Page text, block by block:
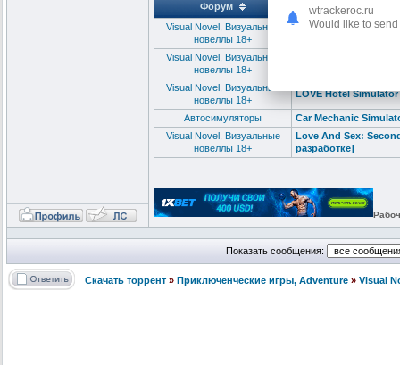
Форум
Visual Novel, Визуальные
новеллы 18+
Visual Novel, Визуальные
новеллы 18+
Visual Novel, Визуальные
новеллы 18+
LOVE Hotel Simulator
Автосимуляторы
Car Mechanic
Visual Novel, Визуальные
новеллы 18+
Love And Sex:
разработке]
Показать сообщения:
Скачать торрент » Приключенческие игры, Adventure » Visual
wtrackeroc.ru
Would like to